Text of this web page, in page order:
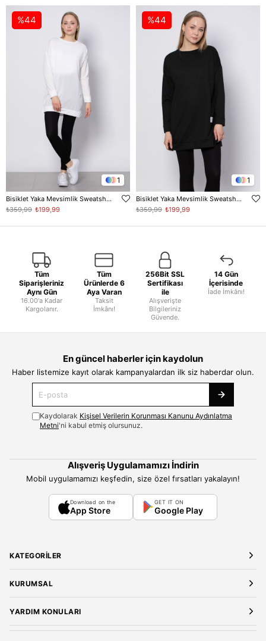
1
Bisiklet Yaka Mevsimlik Sweatshirt - Ekru
₺199,99
₺359,99
%44
1
Bisiklet Yaka Mevsimlik Sweatshirt - Siyah
₺199,99
₺359,99
%44
Tüm
Siparişleriniz
Aynı Gün
16.00'a Kadar
Kargolanır.
Tüm
Ürünlerde 6
Aya Varan
Taksit
İmkânı!
256Bit SSL
Sertifikası
ile
Alışverişte
Bilgileriniz
Güvende.
14 Gün
İçerisinde
İade İmkânı!
En güncel haberler için kaydolun
Haber listemize kayıt olarak kampanyalardan ilk siz haberdar olun.
Kaydolarak Kişisel Verilerin Korunması Kanunu Aydınlatma
Metni'ni kabul etmiş olursunuz.
Alışveriş Uygulamamızı İndirin
Mobil uygulamamızı keşfedin, size özel fırsatları yakalayın!
Download on the
App Store
GET IT ON
Google Play
KATEGORILER
Bluz
Gömlek
KURUMSAL
Mağazalarımız
YARDIM KONULARI
Üyelik Sözleşmesi